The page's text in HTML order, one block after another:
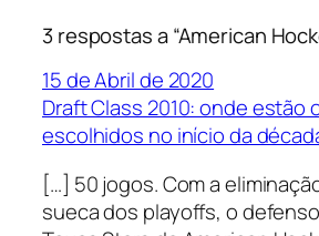
3 respostas a “American
15 de Abril de 2020
Draft Class 2010: onde estão
escolhidos no início da
[…] 50 jogos. Com a
sueca dos playoffs, o